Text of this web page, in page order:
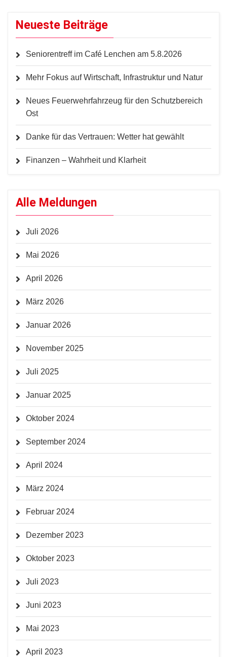
Neueste Beiträge
Seniorentreff im Café Lenchen am 5.8.2026
Mehr Fokus auf Wirtschaft, Infrastruktur und Natur
Neues Feuerwehrfahrzeug für den Schutzbereich
Ost
Danke für das Vertrauen: Wetter hat gewählt
Finanzen – Wahrheit und Klarheit
Alle Meldungen
Juli 2026
Mai 2026
April 2026
März 2026
Januar 2026
November 2025
Juli 2025
Januar 2025
Oktober 2024
September 2024
April 2024
März 2024
Februar 2024
Dezember 2023
Oktober 2023
Juli 2023
Juni 2023
Mai 2023
April 2023